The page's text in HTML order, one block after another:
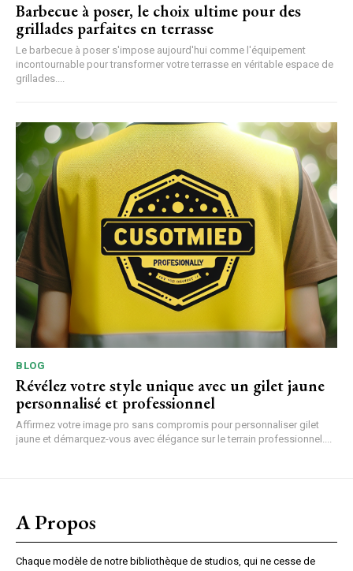
Barbecue à poser, le choix ultime pour des
grillades parfaites en terrasse
Le barbecue à poser s'impose aujourd'hui comme l'équipement
incontournable pour transformer votre terrasse en véritable espace de
grillades....
BLOG
Révélez votre style unique avec un gilet jaune
personnalisé et professionnel
Affirmez votre image pro sans compromis pour personnaliser gilet
jaune et démarquez-vous avec élégance sur le terrain professionnel....
A Propos
Chaque modèle de notre bibliothèque de studios, qui ne cesse de